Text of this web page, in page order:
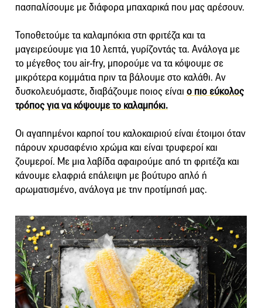
πασπαλίσουμε με διάφορα μπαχαρικά που μας αρέσουν.
Τοποθετούμε τα καλαμπόκια στη φριτέζα και τα
μαγειρεύουμε για 10 λεπτά, γυρίζοντάς τα. Ανάλογα με
το μέγεθος του air-fry, μπορούμε να τα κόψουμε σε
μικρότερα κομμάτια πριν τα βάλουμε στο καλάθι. Αν
δυσκολευόμαστε, διαβάζουμε ποιος είναι ο πιο εύκολος
τρόπος για να κόψουμε το καλαμπόκι.
Οι αγαπημένοι καρποί του καλοκαιριού είναι έτοιμοι όταν
πάρουν χρυσαφένιο χρώμα και είναι τρυφεροί και
ζουμεροί. Με μια λαβίδα αφαιρούμε από τη φριτέζα και
κάνουμε ελαφριά επάλειψη με βούτυρο απλό ή
αρωματισμένο, ανάλογα με την προτίμησή μας.